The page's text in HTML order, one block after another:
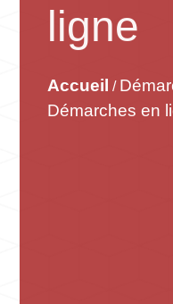
ligne
Accueil /
Démarches en